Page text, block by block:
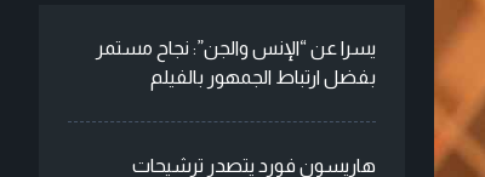
يسرا عن “الإنس والجن”: نجاح مستمر
بفضل ارتباط الجمهور بالفيلم
هاريسون فورد يتصدر ترشيحات